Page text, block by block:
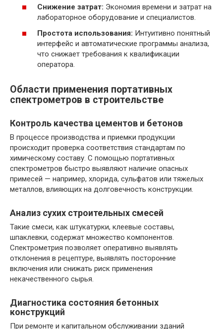
Снижение затрат: Экономия времени и затрат на
лабораторное оборудование и специалистов.
Простота использования: Интуитивно понятный
интерфейс и автоматические программы анализа,
что снижает требования к квалификации
оператора.
Области применения портативных
спектрометров в строительстве
Контроль качества цементов и бетонов
В процессе производства и приемки продукции
происходит проверка соответствия стандартам по
химическому составу. С помощью портативных
спектрометров быстро выявляют наличие опасных
примесей — например, хлорида, сульфатов или тяжелых
металлов, влияющих на долговечность конструкции.
Анализ сухих строительных смесей
Такие смеси, как штукатурки, клеевые составы,
шпаклевки, содержат множество компонентов.
Спектрометрия позволяет оперативно выявлять
отклонения в рецептуре, выявлять посторонние
включения или снижать риск применения
некачественного сырья.
Диагностика состояния бетонных
конструкций
При ремонте и капитальном обслуживании зданий